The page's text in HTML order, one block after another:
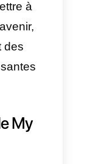
qui met
et les
de
Il suffit aux
nom de